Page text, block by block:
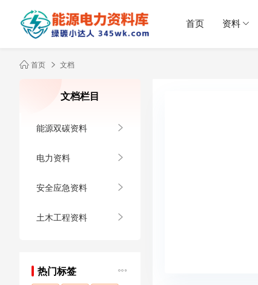
首页 资料
首页 文档
文档栏目
能源双碳资料
电力资料
安全应急资料
土木工程资料
热门标签